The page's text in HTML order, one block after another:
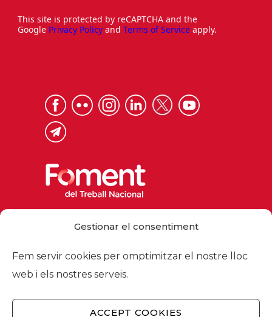
Gestionar el consentiment
Fem servir cookies per omptimitzar el nostre lloc
web i els nostres serveis.
ACCEPT COOKIES
This site is protected by reCAPTCHA and the
Google Privacy Policy and Terms of Service apply.
foment@foment.com